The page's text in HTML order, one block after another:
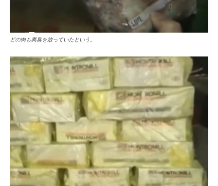
どの肉も異臭を放っていたという。